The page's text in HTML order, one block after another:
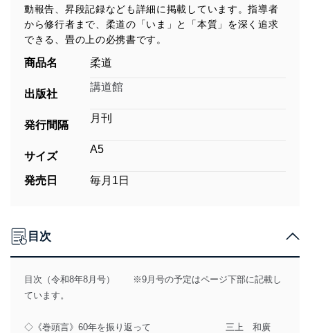
動報告、昇段記録なども詳細に掲載しています。指導者
から修行者まで、柔道の「いま」と「本質」を深く追求
できる、畳の上の必携書です。
商品名 柔道
出版社
講道館
発行間隔
月刊
サイズ
A5
発売日 毎月1日
目次
目次（令和8年8月号） ※9月号の予定はページ下部に記載し
ています。
◇《巻頭言》60年を振り返って 三上 和廣